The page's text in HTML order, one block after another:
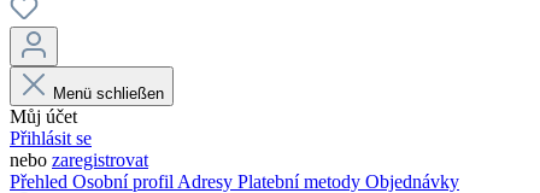
Menü schließen
Můj účet
Přihlásit se
nebo zaregistrovat
Přehled Osobní profil Adresy Platební metody Objednávky